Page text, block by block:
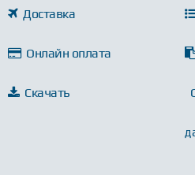
Доставка
Онлайн оплата
Скачать